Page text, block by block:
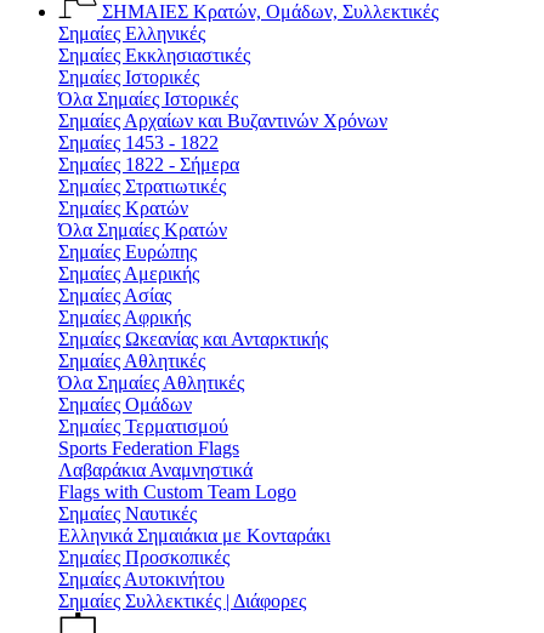
ΣΗΜΑΙΕΣ Κρατών, Ομάδων, Συλλεκτικές
Σημαίες Ελληνικές
Σημαίες Εκκλησιαστικές
Σημαίες Ιστορικές
Όλα Σημαίες Ιστορικές
Σημαίες Αρχαίων και Βυζαντινών Χρόνων
Σημαίες 1453 - 1822
Σημαίες 1822 - Σήμερα
Σημαίες Στρατιωτικές
Σημαίες Κρατών
Όλα Σημαίες Κρατών
Σημαίες Ευρώπης
Σημαίες Αμερικής
Σημαίες Ασίας
Σημαίες Αφρικής
Σημαίες Ωκεανίας και Ανταρκτικής
Σημαίες Αθλητικές
Όλα Σημαίες Αθλητικές
Σημαίες Ομάδων
Σημαίες Τερματισμού
Sports Federation Flags
Λαβαράκια Αναμνηστικά
Flags with Custom Team Logo
Σημαίες Ναυτικές
Ελληνικά Σημαιάκια με Κονταράκι
Σημαίες Προσκοπικές
Σημαίες Αυτοκινήτου
Σημαίες Συλλεκτικές | Διάφορες